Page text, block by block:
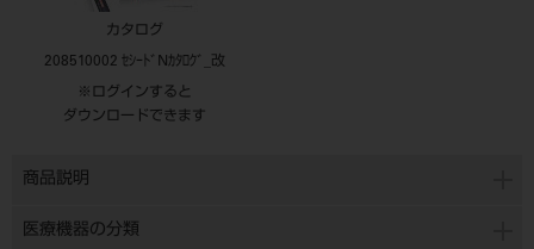
カタログ
208510002 ｾｼｰﾄﾞNｶﾀﾛｸﾞ_改
※ログインすると
ダウンロードできます
商品説明
医療機器の分類